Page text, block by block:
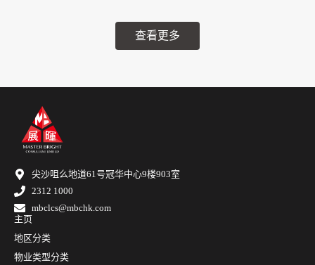
查看更多
尖沙咀么地道61号冠华中心9楼903室
2312 1000
mbclcs@mbchk.com
主页
地区分类
物业类型分类